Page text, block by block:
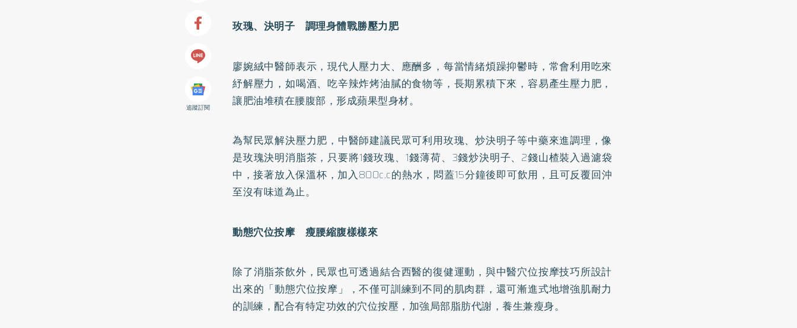
追蹤訂閱
玫瑰、決明子 調理身體戰勝壓力肥
廖婉絨中醫師表示，現代人壓力大、應酬多，每當情緒煩躁抑鬱時，常會利用吃來
紓解壓力，如喝酒、吃辛辣炸烤油膩的食物等，長期累積下來，容易產生壓力肥，
讓肥油堆積在腰腹部，形成蘋果型身材。
為幫民眾解決壓力肥，中醫師建議民眾可利用玫瑰、炒決明子等中藥來進調理，像
是玫瑰決明消脂茶，只要將1錢玫瑰、1錢薄荷、3錢炒決明子、2錢山楂裝入過濾袋
中，接著放入保溫杯，加入800c.c的熱水，悶蓋15分鐘後即可飲用，且可反覆回沖
至沒有味道為止。
動態穴位按摩 瘦腰縮腹樣樣來
除了消脂茶飲外，民眾也可透過結合西醫的復健運動，與中醫穴位按摩技巧所設計
出來的「動態穴位按摩」，不僅可訓練到不同的肌肉群，還可漸進式地增強肌耐力
的訓練，配合有特定功效的穴位按壓，加強局部脂肪代謝，養生兼瘦身。